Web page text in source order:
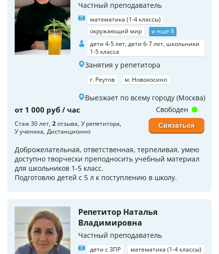
Частный преподаватель
математика (1-4 классы)
окружающий мир
и еще 8
дети 4-5 лет, дети 6-7 лет, школьники
1-5 класса
Занятия у репетитора
г. Реутов м. Новокосино
Выезжает по всему городу (Москва)
от 1 000 руб / час
Стаж 30 лет 2отзыва У репетитора
У ученика Дистанционно
Доброжелательная, ответственная, терпеливая, умею
доступно творчески преподносить учебный материал
для школьников 1-5 класс.
Подготовлю детей с 5 л к поступлению в школу.
Свободен
Связаться
Репетитор Наталья
Владимировна
Частный преподаватель
дети с ЗПР
математика (1-4 классы)